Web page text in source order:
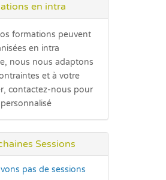
en intra
formations peuvent
en intra
nous nous adaptons
et à votre
contactez-nous pour
Sessions
pas de sessions